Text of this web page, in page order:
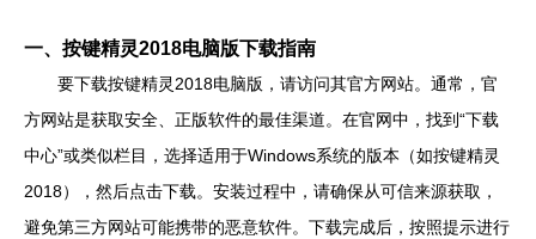
一、按键精灵2018电脑版下载指南
要下载按键精灵2018电脑版，请访问其官方网站。通常，官
方网站是获取安全、正版软件的最佳渠道。在官网中，找到“下载
中心”或类似栏目，选择适用于Windows系统的版本（如按键精灵
2018），然后点击下载。安装过程中，请确保从可信来源获取，
避免第三方网站可能携带的恶意软件。下载完成后，按照提示进行